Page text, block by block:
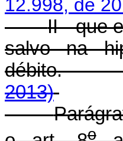
12.998, de
II - que
salvo na
2013)
o